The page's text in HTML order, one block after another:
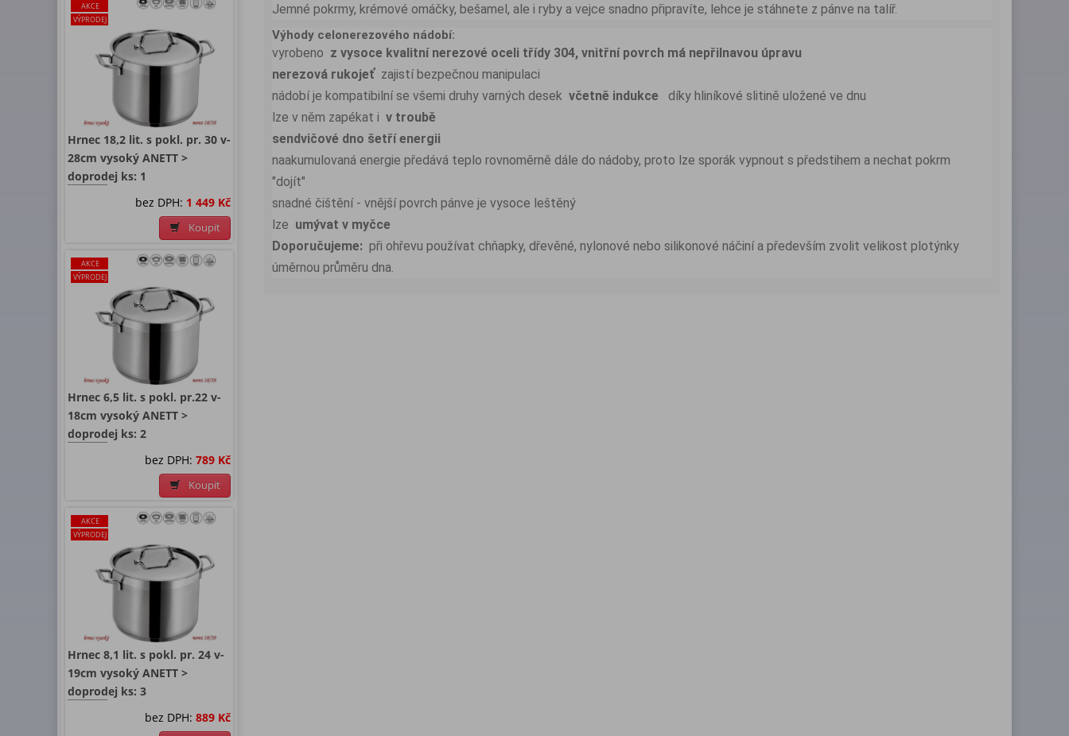
AKCE
VÝPRODEJ
Hrnec 18,2 lit. s pokl. pr. 30 v-
28cm vysoký ANETT >
doprodej ks: 1
bez DPH: 1 449 Kč
Koupit
AKCE
VÝPRODEJ
Hrnec 6,5 lit. s pokl. pr.22 v-
18cm vysoký ANETT >
doprodej ks: 2
bez DPH: 789 Kč
Koupit
AKCE
VÝPRODEJ
Hrnec 8,1 lit. s pokl. pr. 24 v-
19cm vysoký ANETT >
doprodej ks: 3
bez DPH: 889 Kč
Jemné pokrmy, krémové omáčky, bešamel, ale i ryby a vejce snadno připravíte, lehce je stáhnete z pánve na talíř.
Výhody celonerezového nádobí:
vyrobeno z vysoce kvalitní nerezové oceli třídy 304, vnitřní povrch má nepřilnavou úpravu
nerezová rukojeťzajistí bezpečnou manipulaci
nádobí je kompatibilní se všemi druhy varných desek včetně indukce
díky hliníkové slitině uložené ve dnu
lze v něm zapékat i v troubě
sendvičové dno šetří energii
naakumulovaná energie předává teplo rovnoměrně dále do nádoby, proto lze sporák vypnout s předstihem a nechat pokrm
"dojít"
snadné čištění - vnější povrch pánve je vysoce leštěný
lze umývat v myčce
Doporučujeme: při ohřevu používat chňapky, dřevěné, nylonové nebo silikonové náčiní a především zvolit velikost plotýnky
úměrnou průměru dna.